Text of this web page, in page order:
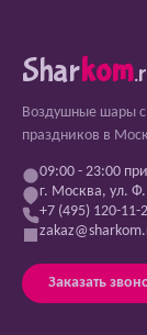
Sharkom
Воздушные шары
праздников в
09:00 - 23:00
г. Москва, ул.
+7 (495) 120-11-
Заказать